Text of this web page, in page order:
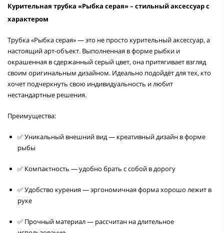
Курительная трубка «Рыбка серая» – стильный аксессуар с
характером
Трубка «Рыбка серая» — это не просто курительный аксессуар, а
настоящий арт-объект. Выполненная в форме рыбки и
окрашенная в сдержанный серый цвет, она притягивает взгляд
своим оригинальным дизайном. Идеально подойдёт для тех, кто
хочет подчеркнуть свою индивидуальность и любит
нестандартные решения.
Преимущества:
✅ Уникальный внешний вид — креативный дизайн в форме
рыбы
✅ Компактность — удобно брать с собой в дорогу
✅ Удобство курения — эргономичная форма хорошо лежит в
руке
✅ Прочный материал — рассчитан на длительное